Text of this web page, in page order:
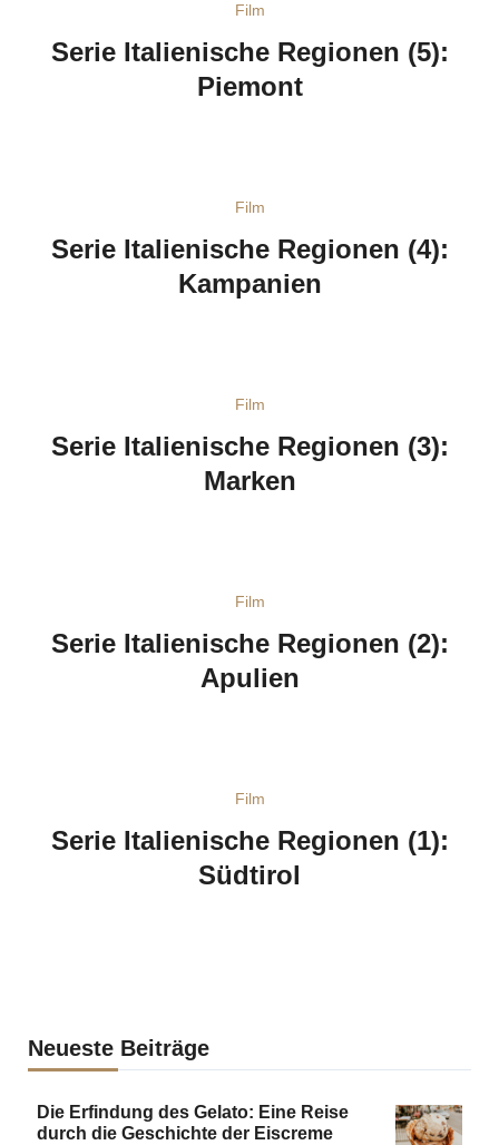
Film
Serie Italienische Regionen (5):
Piemont
Film
Serie Italienische Regionen (4):
Kampanien
Film
Serie Italienische Regionen (3):
Marken
Film
Serie Italienische Regionen (2):
Apulien
Film
Serie Italienische Regionen (1):
Südtirol
Neueste Beiträge
Die Erfindung des Gelato: Eine Reise
durch die Geschichte der Eiscreme